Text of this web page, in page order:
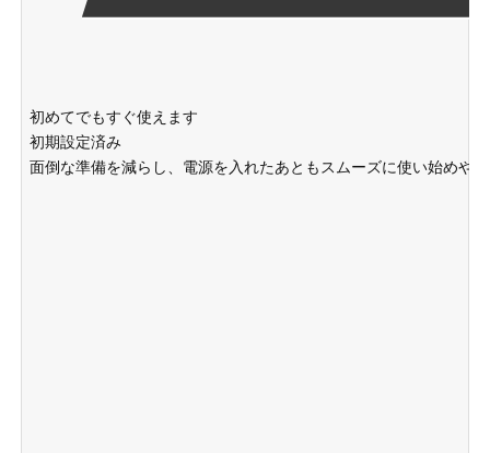
初めてでもすぐ使えます
初期設定済み
面倒な準備を減らし、電源を入れたあともスムーズに使い始めや